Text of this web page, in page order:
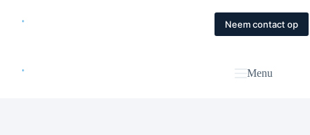
Contact
Neem contact op
Menu